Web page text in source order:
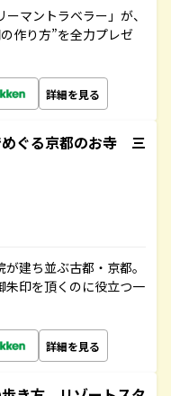
マントラベラー」が、
作り方”を全力プレゼ
詳細を見る
ぐる京都のお寺 三
建ち並ぶ古都・京都。
朱印を頂くのに役立つ一
詳細を見る